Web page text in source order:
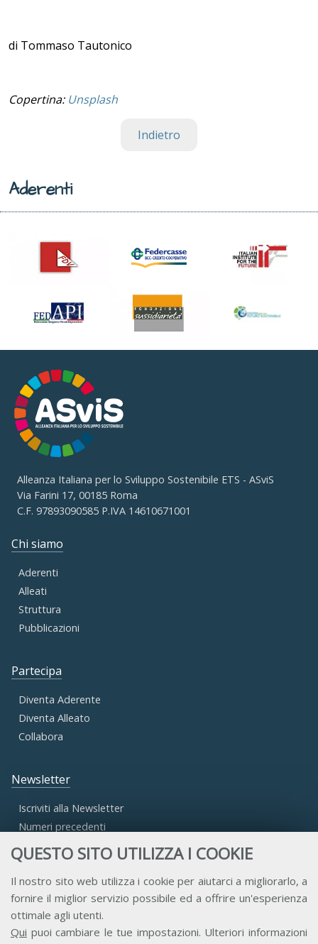
QUESTO SITO UTILIZZA I COOKIE
Il nostro sito web utilizza i cookie per aiutarci a migliorarlo, a
fornire il miglior servizio possibile ed a offrire un'esperienza
ottimale agli utenti.
Qui puoi cambiare le tue impostazioni. Ulteriori informazioni
di Tommaso Tautonico
Copertina: Unsplash
Indietro
Aderenti
Alleanza Italiana per lo Sviluppo Sostenibile ETS - ASviS
Via Farini 17, 00185 Roma
C.F. 97893090585 P.IVA 14610671001
Chi siamo
Aderenti
Alleati
Struttura
Pubblicazioni
Partecipa
Diventa Aderente
Diventa Alleato
Collabora
Newsletter
Iscriviti alla Newsletter
Numeri precedenti
Accesso Aderenti
Accesso Consulta
Accesso Team